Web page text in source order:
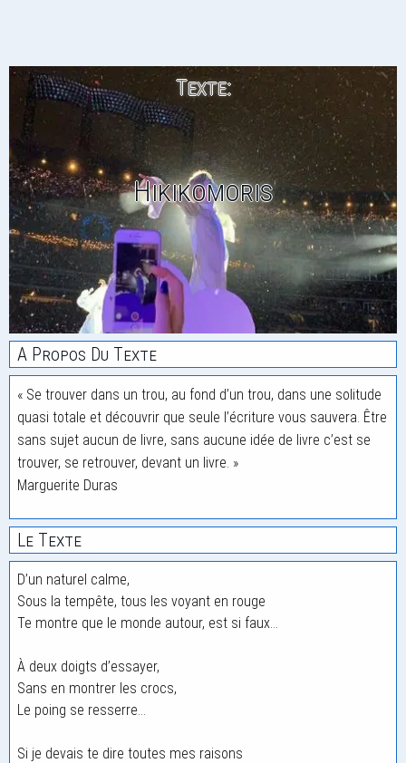
Texte:
Hikikomoris
A Propos Du Texte
« Se trouver dans un trou, au fond d’un trou, dans une solitude
quasi totale et découvrir que seule l’écriture vous sauvera. Être
sans sujet aucun de livre, sans aucune idée de livre c’est se
trouver, se retrouver, devant un livre. »
Marguerite Duras
Le Texte
D’un naturel calme,
Sous la tempête, tous les voyant en rouge
Te montre que le monde autour, est si faux…
À deux doigts d’essayer,
Sans en montrer les crocs,
Le poing se resserre…
Si je devais te dire toutes mes raisons